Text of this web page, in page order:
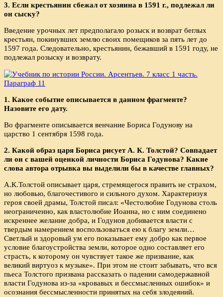
3. Если крестьянин сбежал от хозяина в 1591 г., подлежал ли
он сыску?
Введение урочных лет предполагало розыск и возврат беглых
крестьян, покинувших землю своих помещиков за пять лет до
1597 года. Следовательно, крестьянин, бежавший в 1591 году, не
подлежал розыску и возврату.
1. Какое событие описывается в данном фрагменте?
Назовите его дату.
Во фрагменте описывается венчание Бориса Годунову на
царство 1 сентября 1598 года.
2. Какой образ царя Бориса рисует А. К. Толстой? Совпадает
ли он с вашей оценкой личности Бориса Годунова? Какие
слова автора отрывка вы выделили бы в качестве главных?
А.К.Толстой описывает царя, стремящегося править не страхом,
но любовью, благочестивого и сильного духом. Характеризуя
героя своей драмы, Толстой писал: «Честолюбие Годунова столь
неограниченно, как властолюбие Иоанна, но с ним соединено
искреннее желание добра, и Годунов добивается власти с
твердым намерением воспользоваться ею к благу земли…
Светлый и здоровый ум его показывает ему добро как первое
условие благоустройства земли, которое одно составляет его
страсть, к которому он чувствует такое же призвание, как
великий виртуоз к музыке». При этом не стоит забывать, что вся
пьеса Толстого призвана рассказать о падении самодержавной
власти Годунова из-за «кровавых и бессмысленных ошибок» и
осознания бессмысленности принятых на себя злодеяний.